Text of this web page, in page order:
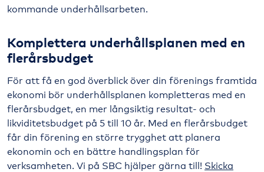
kommande underhållsarbeten.
Komplettera underhållsplanen med en
flerårsbudget
För att få en god överblick över din förenings framtida
ekonomi bör underhållsplanen kompletteras med en
flerårsbudget, en mer långsiktig resultat- och
likviditetsbudget på 5 till 10 år. Med en flerårsbudget
får din förening en större trygghet att planera
ekonomin och en bättre handlingsplan för
verksamheten. Vi på SBC hjälper gärna till! Skicka